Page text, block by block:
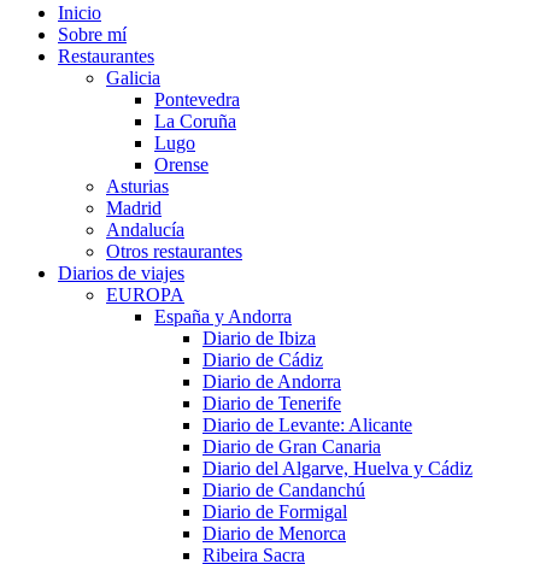
Inicio
Sobre mí
Restaurantes
Galicia
Pontevedra
La Coruña
Lugo
Orense
Asturias
Madrid
Andalucía
Otros restaurantes
Diarios de viajes
EUROPA
España y Andorra
Diario de Ibiza
Diario de Cádiz
Diario de Andorra
Diario de Tenerife
Diario de Levante: Alicante
Diario de Gran Canaria
Diario del Algarve, Huelva y Cádiz
Diario de Candanchú
Diario de Formigal
Diario de Menorca
Ribeira Sacra